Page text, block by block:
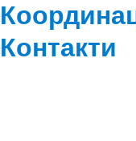
Контакти